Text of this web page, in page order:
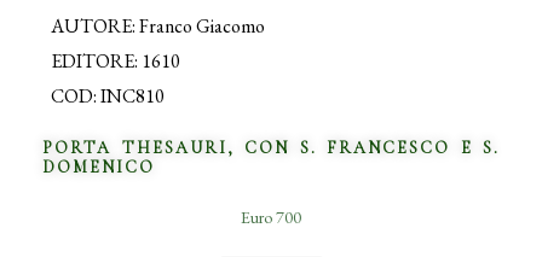
AUTORE: Franco Giacomo
EDITORE: 1610
COD: INC810
PORTA THESAURI, CON S. FRANCESCO E S.
DOMENICO
Euro 700